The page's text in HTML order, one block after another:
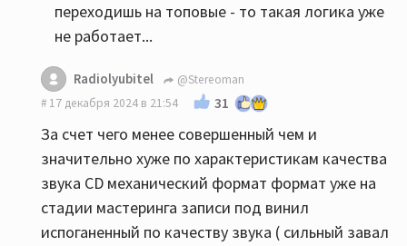
переходишь на топовые - то такая логика уже
не работает...
Radiolyubitel
@Stereoman
17 декабря 2024 в 21:54
31
За счет чего менее совершенный чем и
значительно хуже по характеристикам качества
звука CD механический формат формат уже на
стадии мастеринга записи под винил
испоганенный по качеству звука ( сильный завал